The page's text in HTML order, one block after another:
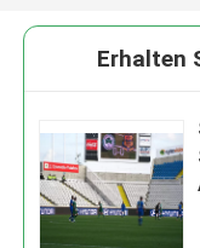
Erhalten